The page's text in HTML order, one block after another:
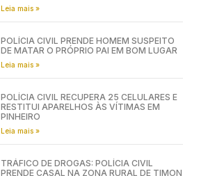
Leia mais »
POLÍCIA CIVIL PRENDE HOMEM SUSPEITO
DE MATAR O PRÓPRIO PAI EM BOM LUGAR
Leia mais »
POLÍCIA CIVIL RECUPERA 25 CELULARES E
RESTITUI APARELHOS ÀS VÍTIMAS EM
PINHEIRO
Leia mais »
TRÁFICO DE DROGAS: POLÍCIA CIVIL
PRENDE CASAL NA ZONA RURAL DE TIMON